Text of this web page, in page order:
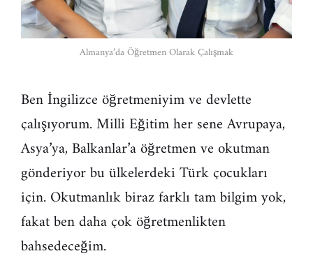
Almanya’da Öğretmen Olarak Çalışmak
Ben İngilizce öğretmeniyim ve devlette
çalışıyorum. Milli Eğitim her sene Avrupaya,
Asya’ya, Balkanlar’a öğretmen ve okutman
gönderiyor bu ülkelerdeki Türk çocukları
için. Okutmanlık biraz farklı tam bilgim yok,
fakat ben daha çok öğretmenlikten
bahsedeceğim.